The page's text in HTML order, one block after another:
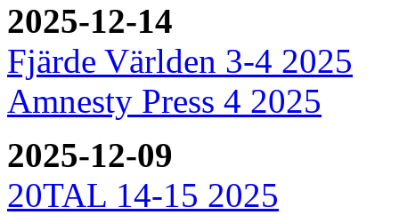
2025-12-14
Fjärde Världen 3-4 2025
Amnesty Press 4 2025
2025-12-09
20TAL 14-15 2025